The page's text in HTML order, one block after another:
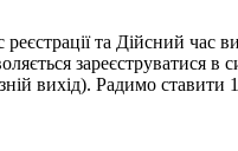
та Дійсний час
зареєструватися в
вихід). Радимо ставити